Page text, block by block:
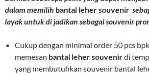
dalam memilih bantal leher souvenir
layak untuk di jadikan sebagai souvenir
Cukup dengan minimal order 50 pcs
memesan bantal leher souvenirdi
yang membutuhkan souvenir bantal